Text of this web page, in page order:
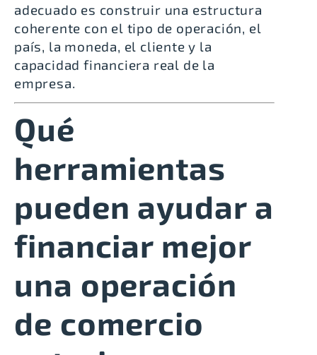
adecuado es construir una estructura
coherente con el tipo de operación, el
país, la moneda, el cliente y la
capacidad financiera real de la
empresa.
Qué
herramientas
pueden ayudar a
financiar mejor
una operación
de comercio